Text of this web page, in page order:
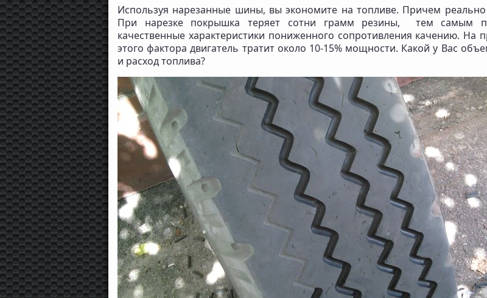
Используя нарезанные шины, вы экономите на топливе. Причем реально
При нарезке покрышка теряет сотни грамм резины, тем самым
качественные характеристики пониженного сопротивления качению. На
этого фактора двигатель тратит около 10-15% мощности. Какой у Вас
и расход топлива?